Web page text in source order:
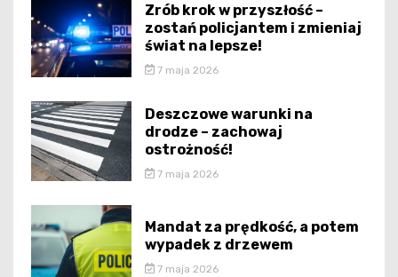
Zrób krok w przyszłość –
zostań policjantem i zmieniaj
świat na lepsze!
7 maja 2026
Deszczowe warunki na
drodze – zachowaj
ostrożność!
7 maja 2026
Mandat za prędkość, a potem
wypadek z drzewem
7 maja 2026